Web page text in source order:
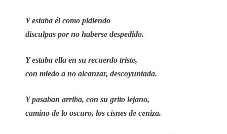
Y estaba él como pidiendo
disculpas por no haberse despedido.
Y estaba ella en su recuerdo triste,
con miedo a no alcanzar, descoyuntada.
Y pasaban arriba, con su grito lejano,
camino de lo oscuro, los cisnes de ceniza.